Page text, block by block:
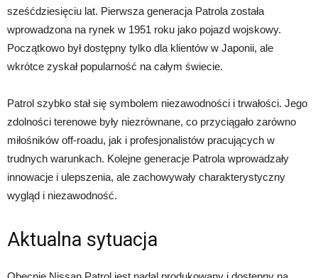
sześćdziesięciu lat. Pierwsza generacja Patrola została
wprowadzona na rynek w 1951 roku jako pojazd wojskowy.
Początkowo był dostępny tylko dla klientów w Japonii, ale
wkrótce zyskał popularność na całym świecie.
Patrol szybko stał się symbolem niezawodności i trwałości. Jego
zdolności terenowe były niezrównane, co przyciągało zarówno
miłośników off-roadu, jak i profesjonalistów pracujących w
trudnych warunkach. Kolejne generacje Patrola wprowadzały
innowacje i ulepszenia, ale zachowywały charakterystyczny
wygląd i niezawodność.
Aktualna sytuacja